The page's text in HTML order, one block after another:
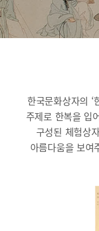
한국문화상자의 ‘
주제로 한복을 입
구성된 체험상
아름다움을 보여